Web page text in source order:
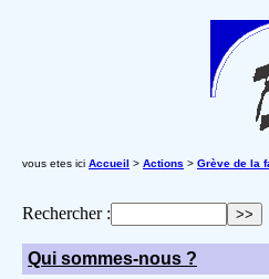
vous etes ici Accueil > Actions > Grève de la
Rechercher :
Qui sommes-nous ?